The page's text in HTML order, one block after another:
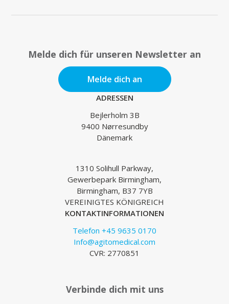
Melde dich für unseren Newsletter an
Melde dich an
ADRESSEN
Bejlerholm 3B
9400 Nørresundby
Dänemark
1310 Solihull Parkway,
Gewerbepark Birmingham,
Birmingham, B37 7YB
VEREINIGTES KÖNIGREICH
KONTAKTINFORMATIONEN
Telefon +45 9635 0170
Info@agitomedical.com
CVR: 2770851
Verbinde dich mit uns